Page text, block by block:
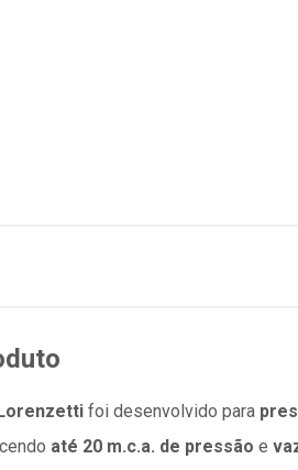
foi desenvolvido para
até 20 m.c.a. de pressão e